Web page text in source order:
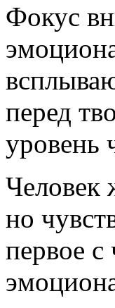
Фокус
перед
уровень
Человек
но
первое